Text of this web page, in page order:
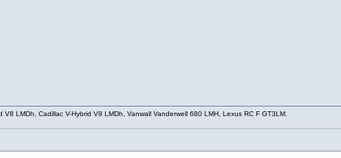
V8 LMDh, Cadillac V-Hybrid V8 LMDh, Vanwall Vanderwell 680 LMH, Lexus RC F GT3LM.